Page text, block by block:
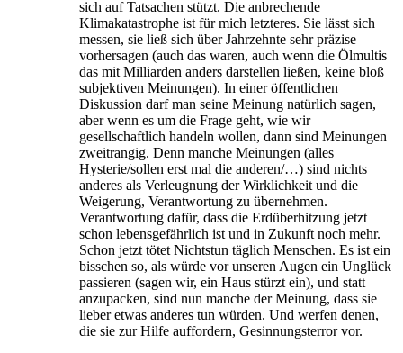
sich auf Tatsachen stützt. Die anbrechende
Klimakatastrophe ist für mich letzteres. Sie lässt sich
messen, sie ließ sich über Jahrzehnte sehr präzise
vorhersagen (auch das waren, auch wenn die Ölmultis
das mit Milliarden anders darstellen ließen, keine bloß
subjektiven Meinungen). In einer öffentlichen
Diskussion darf man seine Meinung natürlich sagen,
aber wenn es um die Frage geht, wie wir
gesellschaftlich handeln wollen, dann sind Meinungen
zweitrangig. Denn manche Meinungen (alles
Hysterie/sollen erst mal die anderen/…) sind nichts
anderes als Verleugnung der Wirklichkeit und die
Weigerung, Verantwortung zu übernehmen.
Verantwortung dafür, dass die Erdüberhitzung jetzt
schon lebensgefährlich ist und in Zukunft noch mehr.
Schon jetzt tötet Nichtstun täglich Menschen. Es ist ein
bisschen so, als würde vor unseren Augen ein Unglück
passieren (sagen wir, ein Haus stürzt ein), und statt
anzupacken, sind nun manche der Meinung, dass sie
lieber etwas anderes tun würden. Und werfen denen,
die sie zur Hilfe auffordern, Gesinnungsterror vor.